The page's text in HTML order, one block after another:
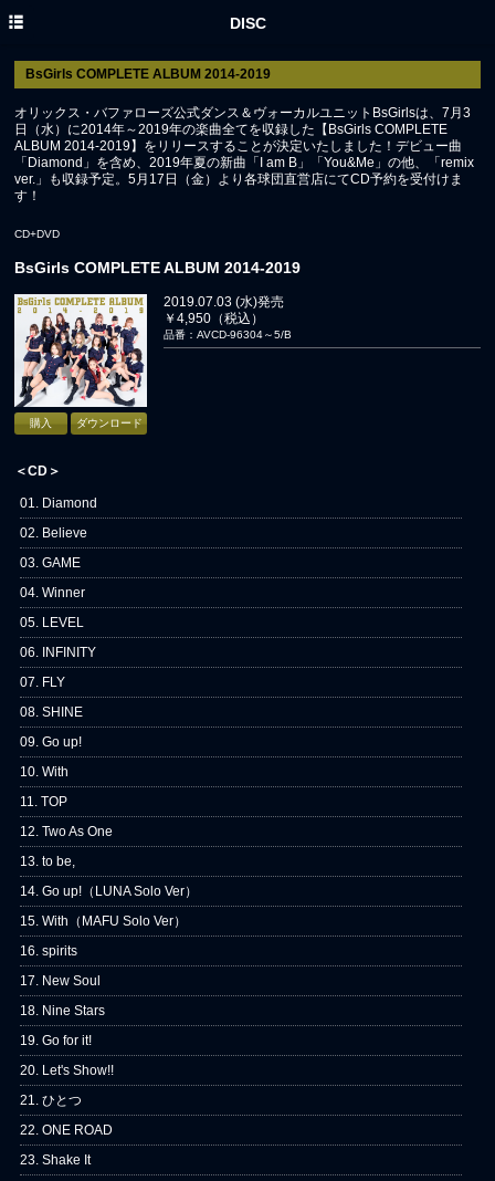
DISC
BsGirls COMPLETE ALBUM 2014-2019
オリックス・バファローズ公式ダンス＆ヴォーカルユニットBsGirlsは、7月3
日（水）に2014年～2019年の楽曲全てを収録した【BsGirls COMPLETE
ALBUM 2014-2019】をリリースすることが決定いたしました！デビュー曲
「Diamond」を含め、2019年夏の新曲「I am B」「You&Me」の他、「remix
ver.」も収録予定。5月17日（金）より各球団直営店にてCD予約を受付けま
す！
CD+DVD
BsGirls COMPLETE ALBUM 2014-2019
購入 ダウンロード
2019.07.03 (水)発売
￥4,950（税込）
品番：AVCD-96304～5/B
＜CD＞
01. Diamond
02. Believe
03. GAME
04. Winner
05. LEVEL
06. INFINITY
07. FLY
08. SHINE
09. Go up!
10. With
11. TOP
12. Two As One
13. to be,
14. Go up!（LUNA Solo Ver）
15. With（MAFU Solo Ver）
16. spirits
17. New Soul
18. Nine Stars
19. Go for it!
20. Let's Show!!
21. ひとつ
22. ONE ROAD
23. Shake It
NEWS
DISC
PROFILE
YouTube
ORIX BUFFALOES